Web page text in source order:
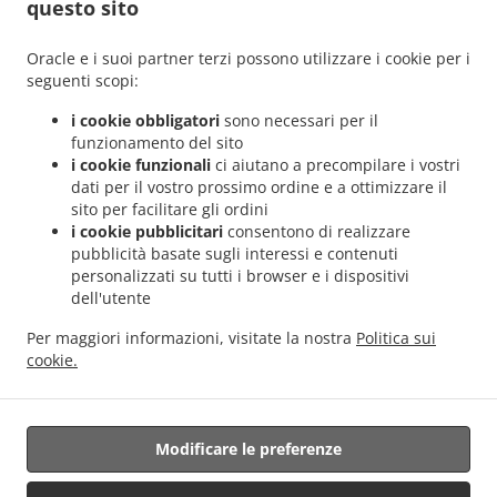
questo sito
Oracle e i suoi partner terzi possono utilizzare i cookie per i
seguenti scopi:
i cookie obbligatori sono necessari per il
funzionamento del sito
i cookie funzionali ci aiutano a precompilare i vostri
dati per il vostro prossimo ordine e a ottimizzare il
sito per facilitare gli ordini
i cookie pubblicitari consentono di realizzare
pubblicità basate sugli interessi e contenuti
personalizzati su tutti i browser e i dispositivi
dell'utente
Per maggiori informazioni, visitate la nostra Politica sui
cookie.
Modificare le preferenze
Informativa sulla Privacy . Termini di Utilizzo del Servizio
Modifiche alla politica sui cookie
Contattaci
contrada colle matteo 11, 86025 ripalimosani CB, Italy
+39 392 510 0444
Links
Prenotazioni tavoli
Ordina in anticipo